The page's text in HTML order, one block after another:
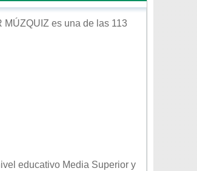
MÚZQUIZ es una de las 113
educativo Media Superior y